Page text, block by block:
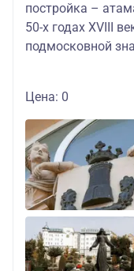
постройка –
50-х годах ХVIII
подмосковной
Цена: 0